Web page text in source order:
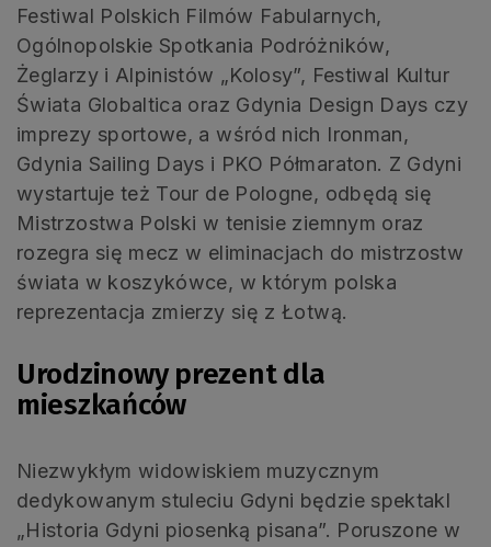
Festiwal Polskich Filmów Fabularnych,
Ogólnopolskie Spotkania Podróżników,
Żeglarzy i Alpinistów „Kolosy”, Festiwal Kultur
Świata Globaltica oraz Gdynia Design Days czy
imprezy sportowe, a wśród nich Ironman,
Gdynia Sailing Days i PKO Półmaraton. Z Gdyni
wystartuje też Tour de Pologne, odbędą się
Mistrzostwa Polski w tenisie ziemnym oraz
rozegra się mecz w eliminacjach do mistrzostw
świata w koszykówce, w którym polska
reprezentacja zmierzy się z Łotwą.
Urodzinowy prezent dla
mieszkańców
Niezwykłym widowiskiem muzycznym
dedykowanym stuleciu Gdyni będzie spektakl
„Historia Gdyni piosenką pisana”. Poruszone w